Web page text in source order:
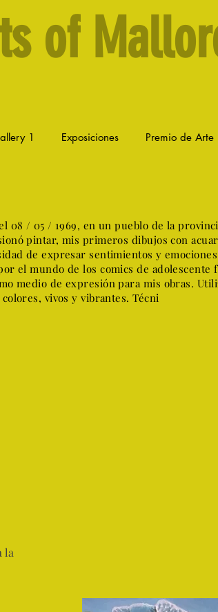
of
1 Exposiciones Premio de Arte
08 / 05 / 1969, en un pueblo de la
pintar, mis primeros dibujos con
de expresar sentimientos y
el mundo de los comics de
medio de expresión para mis obras.
vivos y vibrantes. Técni
la